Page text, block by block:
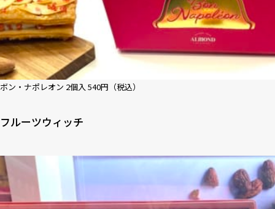
ボン・ナポレオン 2個入 540円（税込）
フルーツウィッチ